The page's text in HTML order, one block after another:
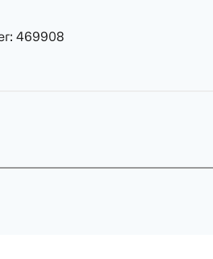
: 469908